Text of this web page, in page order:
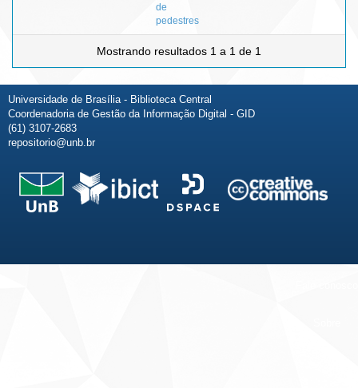
de
pedestres
Mostrando resultados 1 a 1 de 1
Universidade de Brasília - Biblioteca Central
Coordenadoria de Gestão da Informação Digital - GID
(61) 3107-2683
repositorio@unb.br